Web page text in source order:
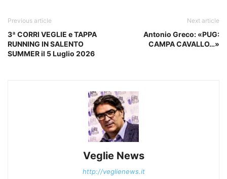
Previous article
3ª CORRI VEGLIE e TAPPA
RUNNING IN SALENTO
SUMMER il 5 Luglio 2026
Next article
Antonio Greco: «PUG:
CAMPA CAVALLO…»
Veglie News
http://veglienews.it